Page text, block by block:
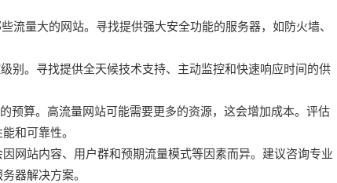
流量大的网站。寻找提供强大安全功能的服务器，如防火墙、
别。寻找提供全天候技术支持、主动监控和快速响应时间的供
预算。高流量网站可能需要更多的资源，这会增加成本。评估
和可靠性。
网站内容、用户群和预期流量模式等因素而异。建议咨询专业
器解决方案。